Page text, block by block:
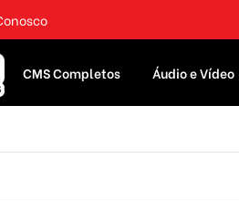
CMS Completos Áudio e Vídeo